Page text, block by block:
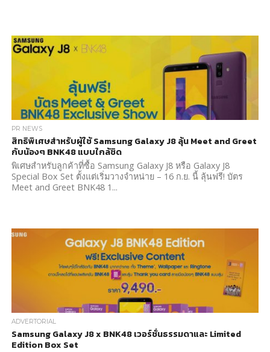
PR NEWS
สิทธิพิเศษสำหรับผู้ใช้ Samsung Galaxy J8 ลุ้น Meet and Greet
กับน้องๆ BNK48 แบบใกล้ชิด
พิเศษสำหรับลูกค้าที่ซื้อ Samsung Galaxy J8 หรือ Galaxy J8
Special Box Set ตั้งแต่เริ่มวางจำหน่าย – 16 ก.ย. นี้ ลุ้นฟรี! บัตร
Meet and Greet BNK48 1...
ADVERTORIAL
Samsung Galaxy J8 x BNK48 เวอร์ชั่นธรรมดาและ Limited
Edition Box Set